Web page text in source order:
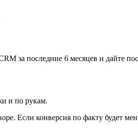
за последние 6 месяцев и дайте
и по рукам.
Если конверсия по факту будет